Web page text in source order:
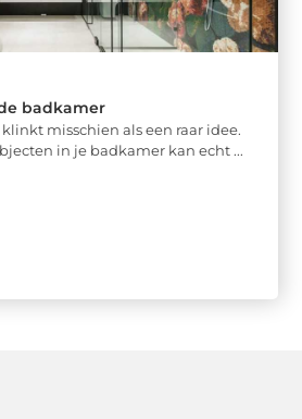
badkamer
klinkt misschien als een raar idee.
in je badkamer kan echt ...